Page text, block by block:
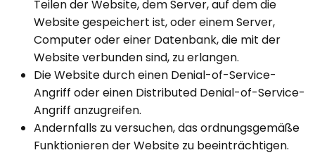
Teilen der Website, dem Server, auf dem die
Website gespeichert ist, oder einem Server,
Computer oder einer Datenbank, die mit der
Website verbunden sind, zu erlangen.
Die Website durch einen Denial-of-Service-
Angriff oder einen Distributed Denial-of-Service-
Angriff anzugreifen.
Andernfalls zu versuchen, das ordnungsgemäße
Funktionieren der Website zu beeinträchtigen.